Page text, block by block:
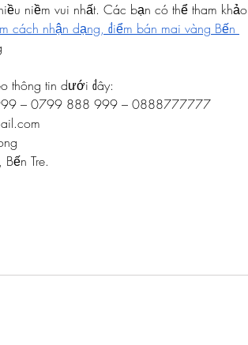
niềm vui nhất. Các bạn có thể tham khảo
cách nhận dạng, điểm bán mai vàng Bến
thông tin dưới đây:
– 0799 888 999 – 0888777777
Tre.